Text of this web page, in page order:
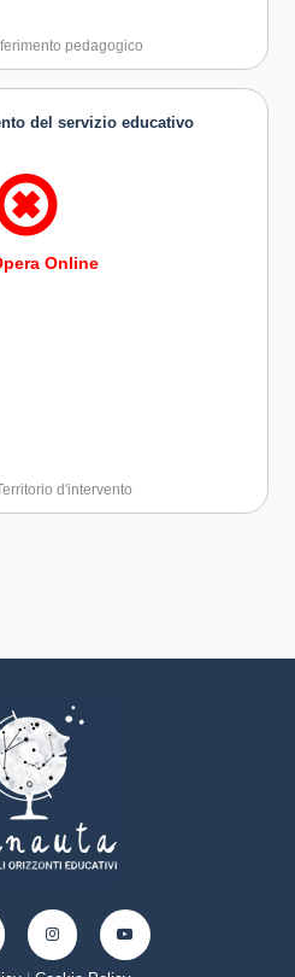
pedagogico
del servizio educativo
Online
d'intervento